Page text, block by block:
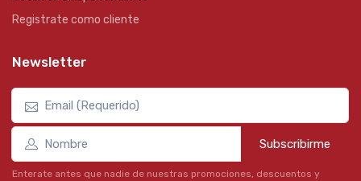
Registrate como cliente
Newsletter
Subscribirme
Enterate antes que nadie de nuestras promociones, descuentos y